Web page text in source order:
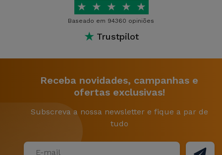
★ ★ ★ ★ ★
Baseado em 94360 opiniões
★ Trustpilot
Receba novidades, campanhas e
ofertas exclusivas!
Subscreva a nossa newsletter e fique a par de
tudo